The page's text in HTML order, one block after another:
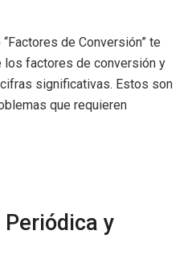
de Conversión” te
los factores de conversión y
significativas. Estos son
que requieren
y